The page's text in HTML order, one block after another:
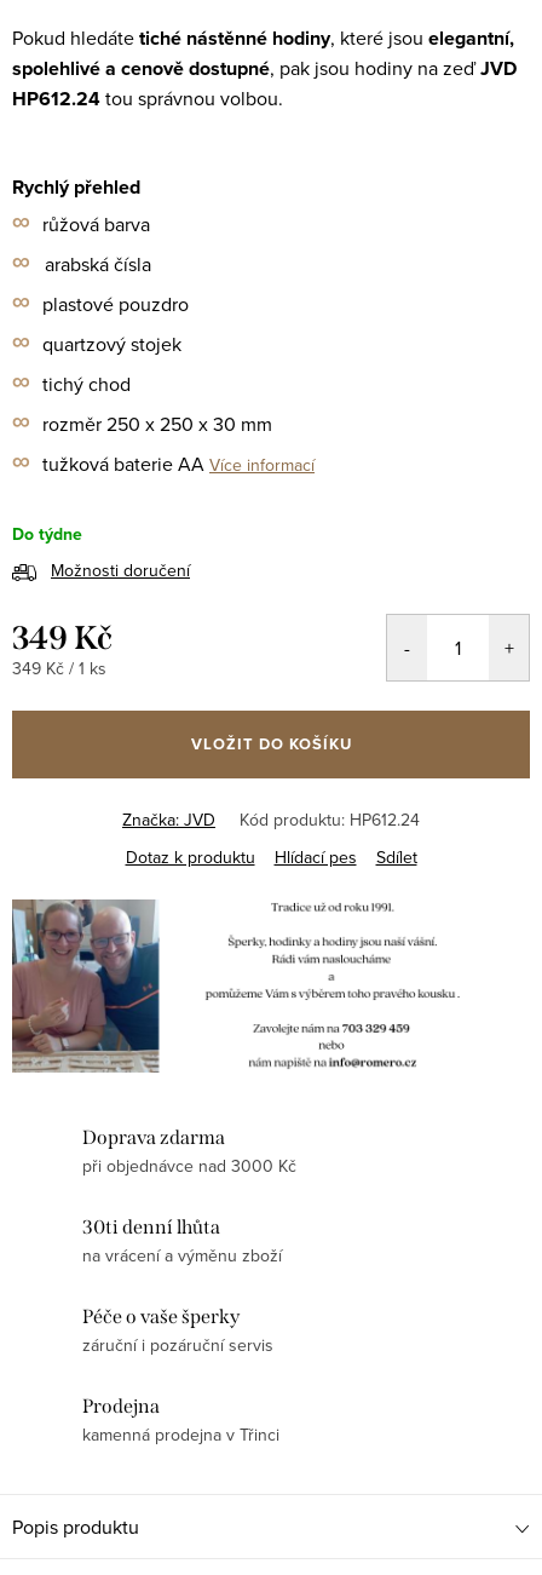
Pokud hledátetiché nástěnné hodiny, které jsou elegantní,
spolehlivé a cenově dostupné, pak jsou hodiny na zeďJVD
HP612.24tou správnou volbou.
Rychlý přehled
∞ růžová barva
∞ arabská čísla
∞ plastové pouzdro
∞ quartzový stojek
∞ tichý chod
∞ rozměr 250 x 250 x 30 mm
∞ tužková baterie AA Více informací
Do týdne
Možnosti doručení
349 Kč
Měrná
349 Kč / 1 ks
VLOŽIT DO KOŠÍKU
Značka: JVD Kód produktu: HP612.24
Dotaz k produktu
Hlídací pes Sdílet
Doprava zdarma
při objednávce nad 3000 Kč
30ti denní lhůta
na vrácení a výměnu zboží
Péče o vaše šperky
záruční i pozáruční servis
Prodejna
kamenná prodejna v Třinci
Popis produktu